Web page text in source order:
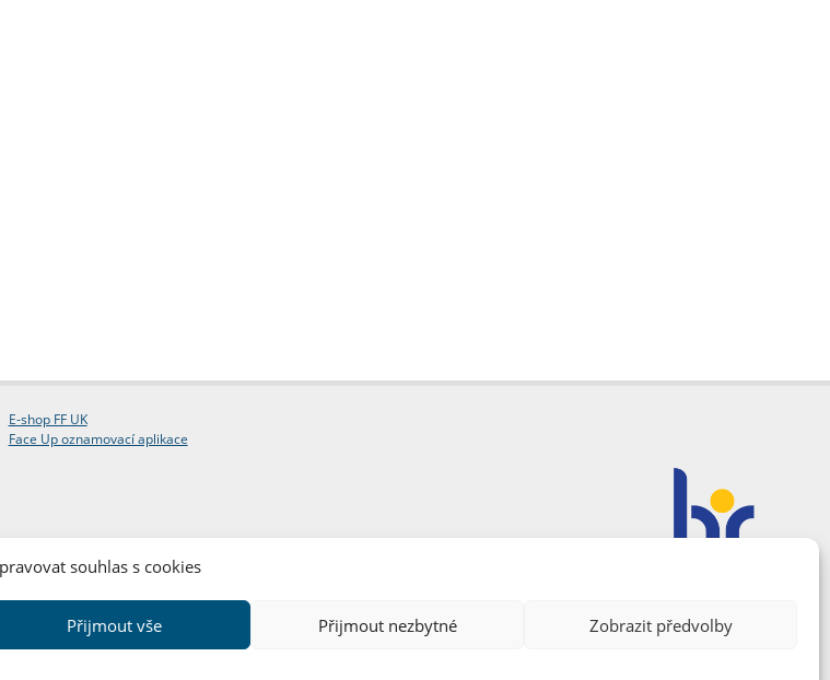
souhlas s cookies
Přijmout vše Přijmout nezbytné Zobrazit předvolby
E-shop FF UK
Face Up oznamovací aplikace